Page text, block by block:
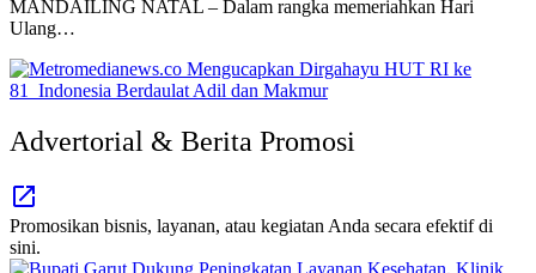
MANDAILING NATAL – Dalam rangka memeriahkan Hari
Ulang…
Advertorial & Berita Promosi
Promosikan bisnis, layanan, atau kegiatan Anda secara efektif di
sini.